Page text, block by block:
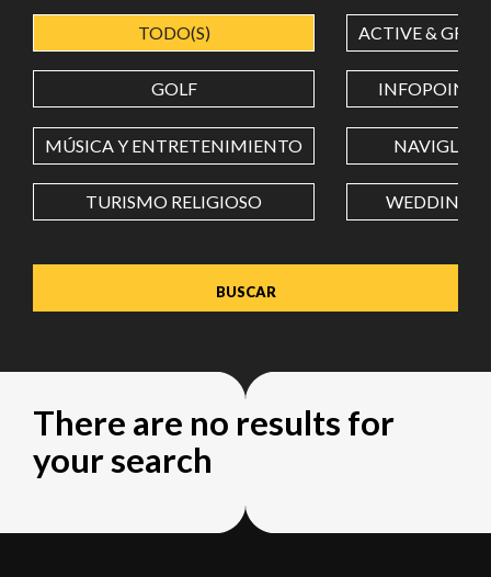
LONGITUD
Value in decimal degrees. Use dot (.) as decimal separator.
TODO(S) ACTIVE &
GOLF INFOPOINT
MÚSICA Y ENTRETENIMIENTO NAVIGLI
TURISMO RELIGIOSO WEDDING
There are no results for
your search